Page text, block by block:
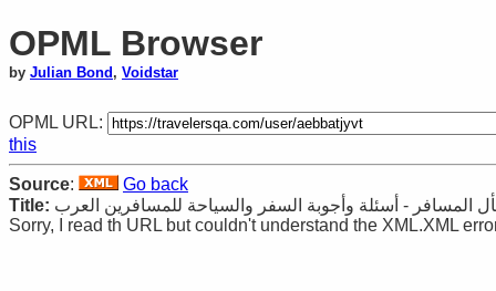
OPML Browser
by Julian Bond , Voidstar
OPML URL:
this
Source:
Go back
Title: المسافر - أسئلة وأجوبة السفر والسياحة للمسافرين العرب
Sorry, I read th URL but couldn't understand the XML.XML